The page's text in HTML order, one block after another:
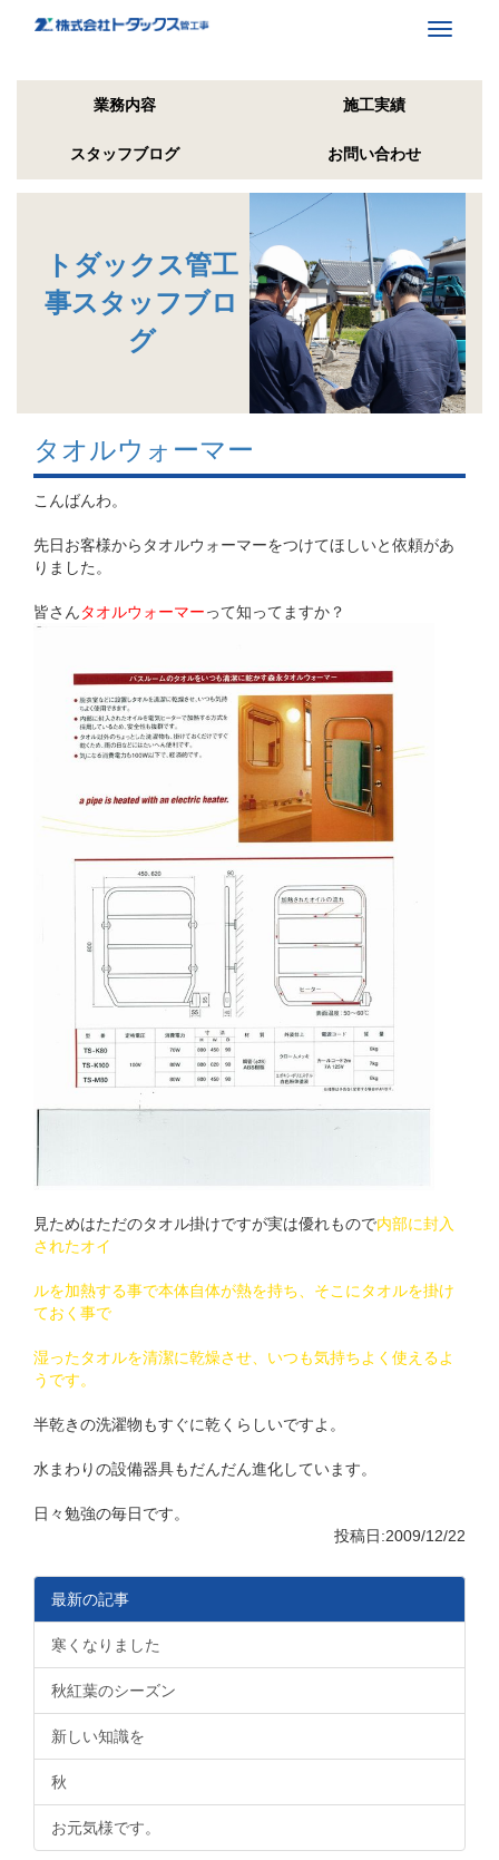
Toggle
業務内容 施工実績
スタッフブログ お問い合わせ
トダックス管工
事スタッフブロ
グ
タオルウォーマー
こんばんわ。
先日お客様からタオルウォーマーをつけてほしいと依頼があ
りました。
皆さんタオルウォーマーって知ってますか？
見ためはただのタオル掛けですが実は優れもので内部に封入
されたオイ
ルを加熱する事で本体自体が熱を持ち、そこにタオルを掛け
ておく事で
湿ったタオルを清潔に乾燥させ、いつも気持ちよく使えるよ
うです。
半乾きの洗濯物もすぐに乾くらしいですよ。
水まわりの設備器具もだんだん進化しています。
日々勉強の毎日です。
投稿日:2009/12/22
最新の記事
寒くなりました
秋紅葉のシーズン
新しい知識を
秋
お元気様です。